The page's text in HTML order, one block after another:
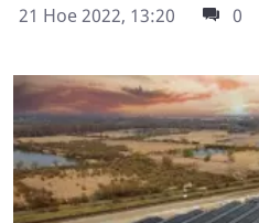
21 Ное 2022, 13:20
0